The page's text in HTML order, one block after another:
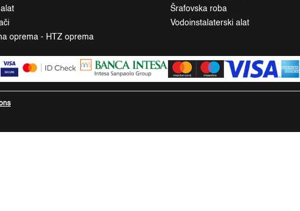
Šrafovska roba
Vodoinstalaterski alat
oprema - HTZ oprema